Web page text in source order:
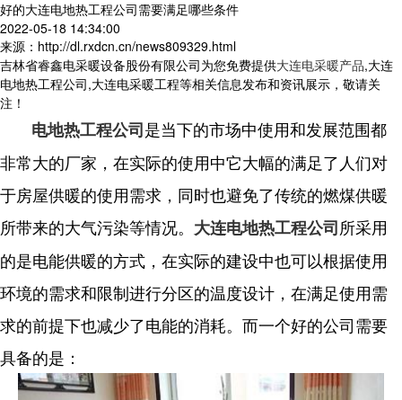
好的大连电地热工程公司需要满足哪些条件
2022-05-18 14:34:00
来源：http://dl.rxdcn.cn/news809329.html
吉林省睿鑫电采暖设备股份有限公司为您免费提供大连电采暖产品,大连
电地热工程公司,大连电采暖工程等相关信息发布和资讯展示，敬请关
注！
电地热工程公司是当下的市场中使用和发展范围都
非常大的厂家，在实际的使用中它大幅的满足了人们对
于房屋供暖的使用需求，同时也避免了传统的燃煤供暖
所带来的大气污染等情况。 大连电地热工程公司所采用
的是电能供暖的方式，在实际的建设中也可以根据使用
环境的需求和限制进行分区的温度设计，在满足使用需
求的前提下也减少了电能的消耗。而一个好的公司需要
具备的是：